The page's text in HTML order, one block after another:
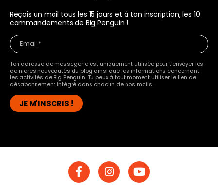
Reçois un mail tous les 15 jours et à ton inscription, les 10
commandements de Big Penguin !
Ton adresse de messagerie est uniquement utilisée pour t'envoyer les
dernières nouveautés du blog ainsi que les informations concernant
les activités de Big Penguin. Tu peux à tout moment utiliser le lien de
désabonnement intégré dans chacun de nos mails.
a
c
n
s
o
u